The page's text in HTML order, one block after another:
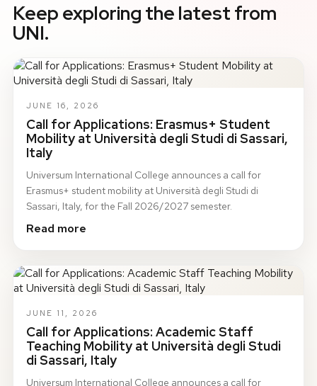
Keep exploring the latest from
UNI.
JUNE 16, 2026
Call for Applications: Erasmus+ Student
Mobility at Università degli Studi di Sassari,
Italy
Universum International College announces a call for
Erasmus+ student mobility at Università degli Studi di
Sassari, Italy, for the Fall 2026/2027 semester.
Read more
JUNE 11, 2026
Call for Applications: Academic Staff
Teaching Mobility at Università degli Studi
di Sassari, Italy
Universum International College announces a call for